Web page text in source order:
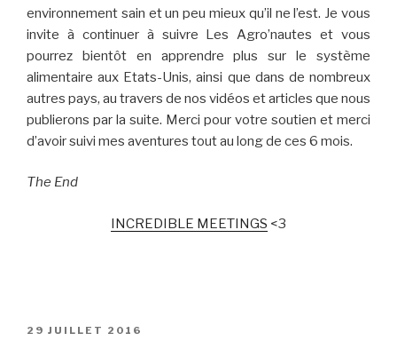
environnement sain et un peu mieux qu’il ne l’est. Je vous
invite à continuer à suivre Les Agro’nautes et vous
pourrez bientôt en apprendre plus sur le système
alimentaire aux Etats-Unis, ainsi que dans de nombreux
autres pays, au travers de nos vidéos et articles que nous
publierons par la suite. Merci pour votre soutien et merci
d’avoir suivi mes aventures tout au long de ces 6 mois.
The End
INCREDIBLE MEETINGS <3
29 JUILLET 2016